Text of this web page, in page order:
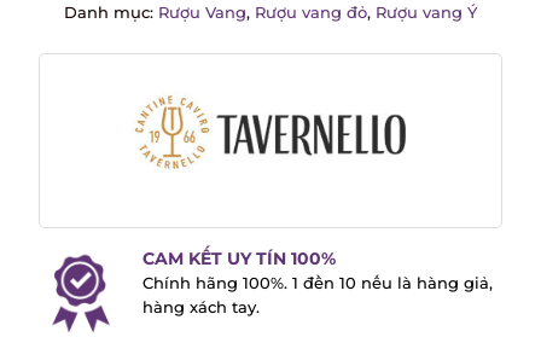
Danh mục:Rượu Vang,Rượu vang đỏ,Rượu vang Ý
CAM KẾT UY TÍN 100%
Chính hãng 100%. 1 đền 10 nếu là hàng
giả, hàng xách tay.